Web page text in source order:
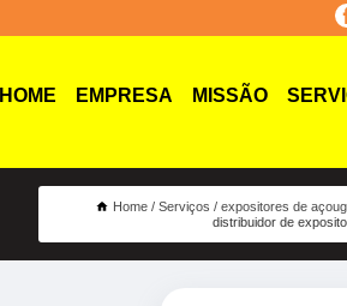
HOME EMPRESA MISSÃO
Home Serviços expositores de
distribuidor de